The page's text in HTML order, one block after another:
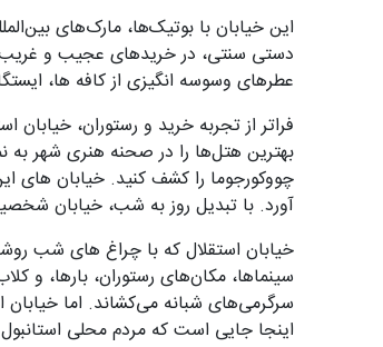
این خیابان با بوتیک‌ها، مارک‌های
دستی سنتی، در خریدهای عجیب و غریب
عطرهای وسوسه انگیزی از کافه ها،
فراتر از تجربه خرید و رستوران،
بهترین هتل‌ها را در صحنه هنری شهر به
چووکورجوما را کشف کنید. خیابان های
آورد. با تبدیل روز به شب، خیابان
خیابان استقلال که با چراغ های شب
سینماها، مکان‌های رستوران، بارها، و
سرگرمی‌های شبانه می‌کشاند. اما
اینجا جایی است که مردم محلی